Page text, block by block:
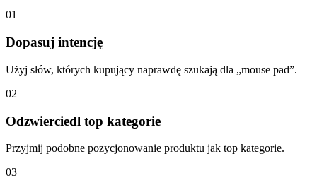
01
Dopasuj intencję
Użyj słów, których kupujący naprawdę szukają dla „mouse pad”.
02
Odzwierciedl top kategorie
Przyjmij podobne pozycjonowanie produktu jak top kategorie.
03